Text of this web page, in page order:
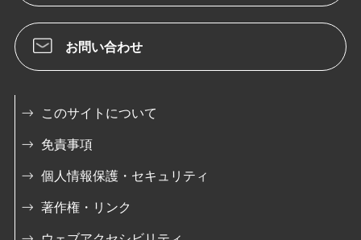
お問い合わせ
このサイトについて
免責事項
個人情報保護・セキュリティ
著作権・リンク